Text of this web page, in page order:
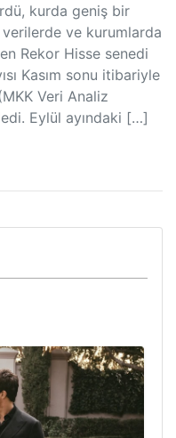
kurda geniş bir
ve kurumlarda
Rekor Hisse senedi
Kasım sonu itibariyle
Veri Analiz
Eylül ayındaki […]